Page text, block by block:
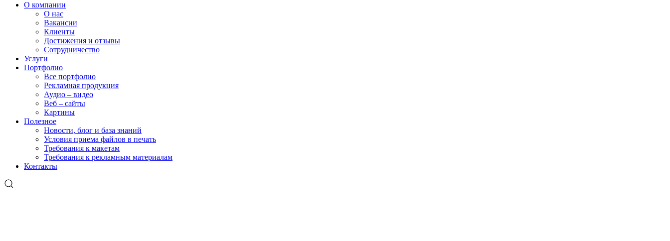
О компании
О нас
Вакансии
Клиенты
Достижения и отзывы
Сотрудничество
Услуги
Портфолио
Все портфолио
Рекламная продукция
Аудио – видео
Веб – сайты
Картины
Полезное
Новости, блог и база знаний
Условия приема файлов в печать
Требования к макетам
Требования к рекламным материалам
Контакты